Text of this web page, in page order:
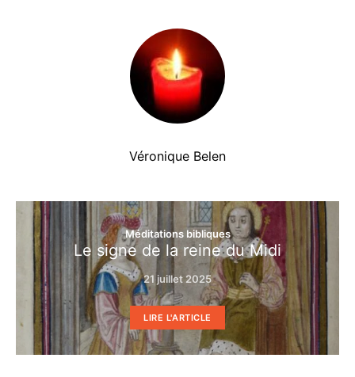
Véronique Belen
Méditations bibliques
Le signe de la reine du Midi
21 juillet 2025
LIRE L'ARTICLE